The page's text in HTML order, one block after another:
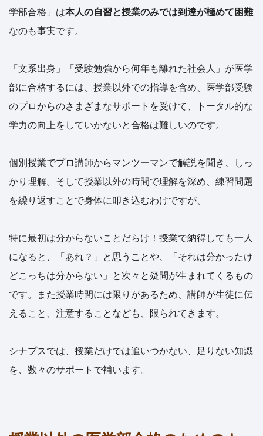
学部合格」は本人の自習と授業のみでは到達が極めて困難
なのも事実です。
「文系出身」「受験勉強から何年も離れた社会人」が医学
部に合格するには、授業以外での指導を含め、医学部受験
のプロからのさまざまなサポートを受けて、トータル的な
学力の向上をしていかないと合格は難しいのです。
個別授業でプロ講師からマンツーマンで解説を聞き、しっ
かり理解。そして授業以外の時間で理解を深め、練習問題
を繰り返すことで身体に叩き込むわけですが、
特に最初は分からないことだらけ！授業で納得しても一人
になると、「あれ？」と思うことや、「それは分かったけ
どこっちは分からない」と次々と疑問が生まれてくるもの
です。また授業時間には限りがあるため、講師が生徒に伝
えること、注意することなども、限られてきます。
シナプスでは、授業だけでは追いつかない、足りない知識
を、数々のサポートで補います。